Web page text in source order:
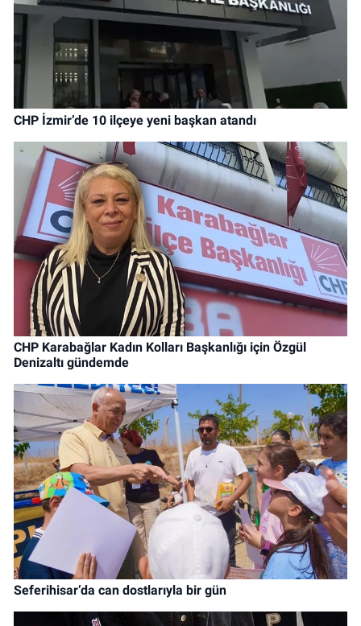
CHP İzmir’de 10 ilçeye yeni başkan atandı
CHP Karabağlar Kadın Kolları Başkanlığı için Özgül
Denizaltı gündemde
Seferihisar’da can dostlarıyla bir gün